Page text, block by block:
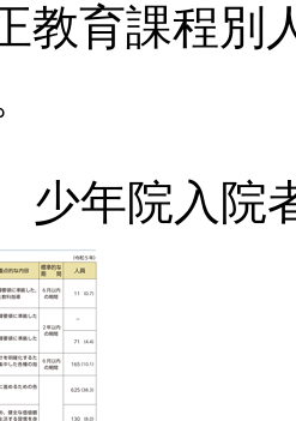
教育課程別
年院入院